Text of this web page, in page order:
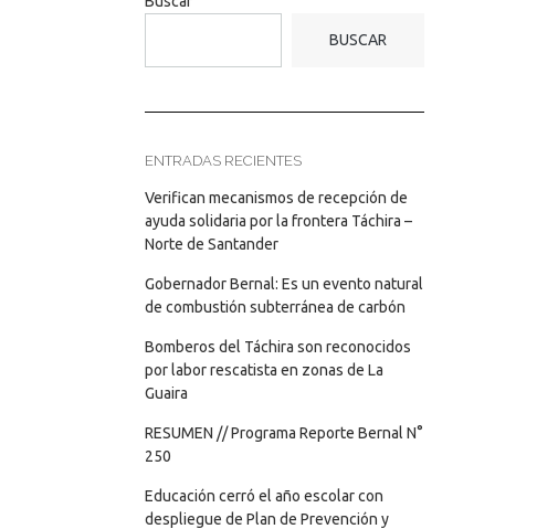
BUSCAR
ENTRADAS RECIENTES
Verifican mecanismos de recepción de
ayuda solidaria por la frontera Táchira –
Norte de Santander
Gobernador Bernal: Es un evento natural
de combustión subterránea de carbón
Bomberos del Táchira son reconocidos
por labor rescatista en zonas de La
Guaira
RESUMEN // Programa Reporte Bernal N°
250
Educación cerró el año escolar con
despliegue de Plan de Prevención y